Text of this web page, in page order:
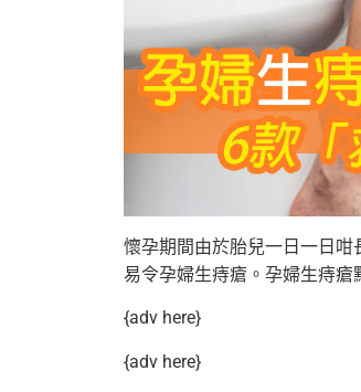
懷孕期間由於胎兒一日一日
易令孕婦生痔瘡。孕婦生痔瘡
{adv here}
{adv here}